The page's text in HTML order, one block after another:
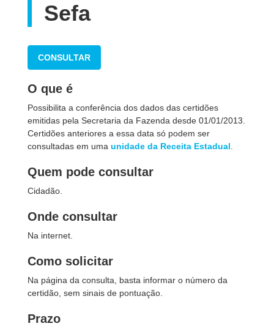
Sefa
CONSULTAR
O que é
Possibilita a conferência dos dados das certidões
emitidas pela Secretaria da Fazenda desde 01/01/2013.
Certidões anteriores a essa data só podem ser
consultadas em uma unidade da Receita Estadual
Quem pode consultar
Cidadão.
Onde consultar
Na internet.
Como solicitar
Na página da consulta, basta informar o número da
certidão, sem sinais de pontuação.
Prazo